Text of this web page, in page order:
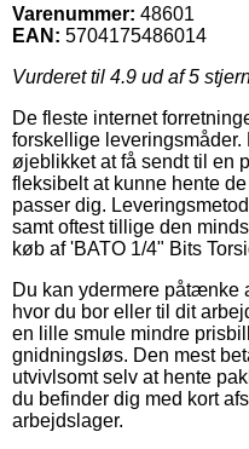
Varenummer: 48601
EAN: 5704175486014
Vurderet til 4.9 ud af 5
De fleste internet
forskellige
øjeblikket at få sendt til en
fleksibelt at kunne hente
passer dig.
samt oftest tillige den
køb af 'BATO 1/4" Bits
Du kan ydermere påtænke
hvor du bor eller til dit
en lille smule mindre
gnidningsløs. Den mest
utvivlsomt selv at hente
du befinder dig med kort
arbejdslager.